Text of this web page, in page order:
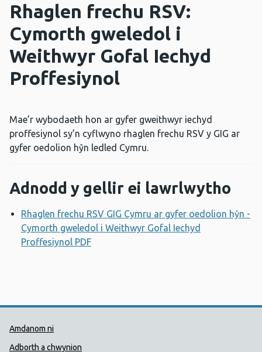
Rhaglen frechu RSV:
Cymorth gweledol i
Weithwyr Gofal Iechyd
Proffesiynol
Mae’r wybodaeth hon ar gyfer gweithwyr iechyd
proffesiynol sy’n cyflwyno rhaglen frechu RSV y GIG ar
gyfer oedolion hŷn ledled Cymru.
Adnodd y gellir ei lawrlwytho
Rhaglen frechu RSV GIG Cymru ar gyfer oedolion hŷn -
Cymorth gweledol i Weithwyr Gofal Iechyd
Proffesiynol PDF
Dolenni Cymorth Iechyd
Amdanom ni
Adborth a chwynion